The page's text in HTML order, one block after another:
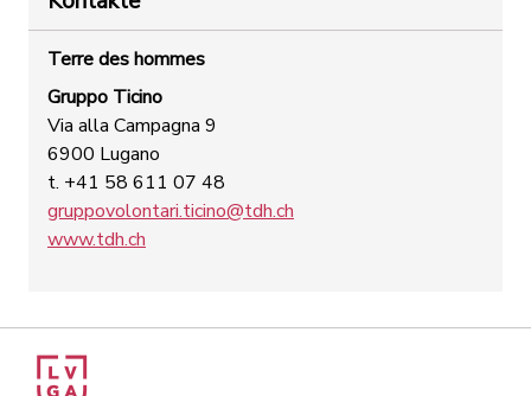
Terre des hommes
Gruppo Ticino
Via alla Campagna 9
6900 Lugano
t. +41 58 611 07 48
gruppovolontari.ticino@tdh.ch
www.tdh.ch